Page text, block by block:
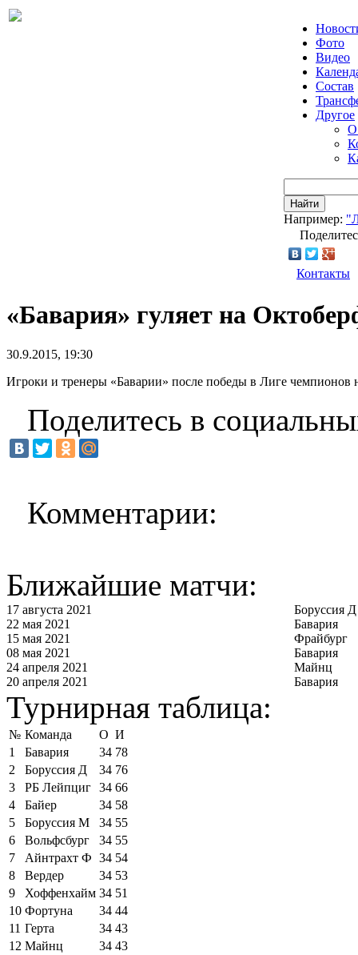
Фото
Видео
Состав
Другое
О
Найти
Например:
Контакты
«Бавария» гуляет на
30.9.2015, 19:30
Игроки и тренеры «Баварии» после победы в Лиге чемпионов
Поделитесь в
Комментарии:
Ближайшие матчи:
17 августа 2021
Боруссия Д
22 мая 2021
Бавария
15 мая 2021
Фрайбург
08 мая 2021
Бавария
24 апреля 2021
Майнц
20 апреля 2021
Бавария
Турнирная таблица:
№ Команда О И
1
Бавария 34 78
2
Боруссия Д 34 76
3
РБ Лейпциг 34 66
4
Байер 34 58
5
Боруссия М 34 55
6
Вольфсбург 34 55
7
Айнтрахт Ф 34 54
8
Вердер 34 53
9
Хоффенхайм 34 51
10 Фортуна 34 44
11 Герта 34 43
12 Майнц 34 43